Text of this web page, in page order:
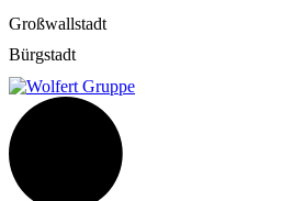
Großwallstadt
Bürgstadt